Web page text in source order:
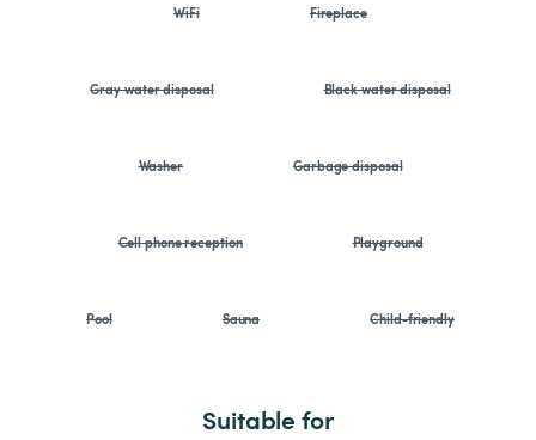
WiFi Fireplace
Gray water disposal Black water disposal
Washer Garbage disposal
Cell phone reception Playground
Pool Sauna Child-friendly
Suitable for